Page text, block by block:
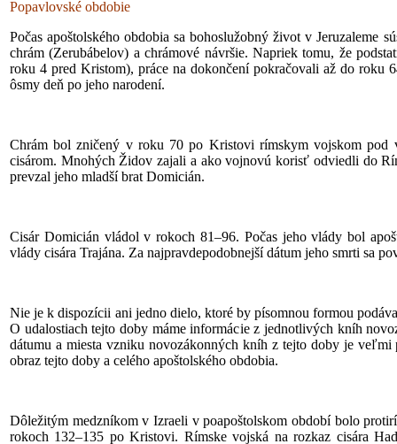
Popavlovské obdobie
Počas apoštolského obdobia sa bohoslužobný život v Jeruzaleme
chrám (Zerubábelov) a chrámové návršie. Napriek tomu, že
roku 4 pred Kristom), práce na dokončení pokračovali až do roku
ôsmy deň po jeho narodení.
Chrám bol zničený v roku 70 po Kristovi rímskym vojskom
cisárom. Mnohých Židov zajali a ako vojnovú korisť odviedli do
prevzal jeho mladší brat Domicián.
Cisár Domicián vládol v rokoch 81–96. Počas jeho vlády bol
vlády cisára Trajána. Za najpravdepodobnejší dátum jeho smrti sa
Nie je k dispozícii ani jedno dielo, ktoré by písomnou formou
O udalostiach tejto doby máme informácie z jednotlivých kníh
dátumu a miesta vzniku novozákonných kníh z tejto doby je
obraz tejto doby a celého apoštolského obdobia.
Dôležitým medzníkom v Izraeli v poapoštolskom období bolo
rokoch 132–135 po Kristovi. Rímske vojská na rozkaz cisára